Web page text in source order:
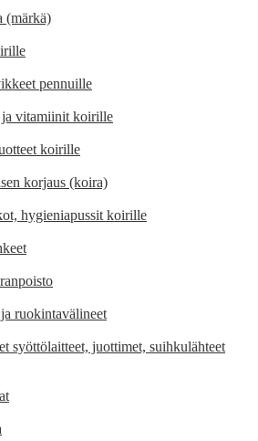
(märkä)
pennuille
vitamiinit koirille
koirille
korjaus (koira)
hygieniapussit koirille
ruokintavälineet
syöttölaitteet, juottimet, suihkulähteet